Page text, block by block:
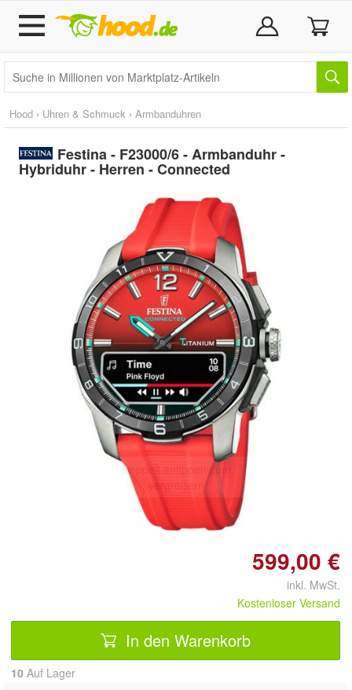
Hood › Uhren & Schmuck › Armbanduhren
Festina - F23000/6 - Armbanduhr -
Hybriduhr - Herren - Connected
Doppelt antippen zum
vergrößern
599,00 €
inkl. MwSt.
Kostenloser Versand
In den Warenkorb
10 Auf Lager